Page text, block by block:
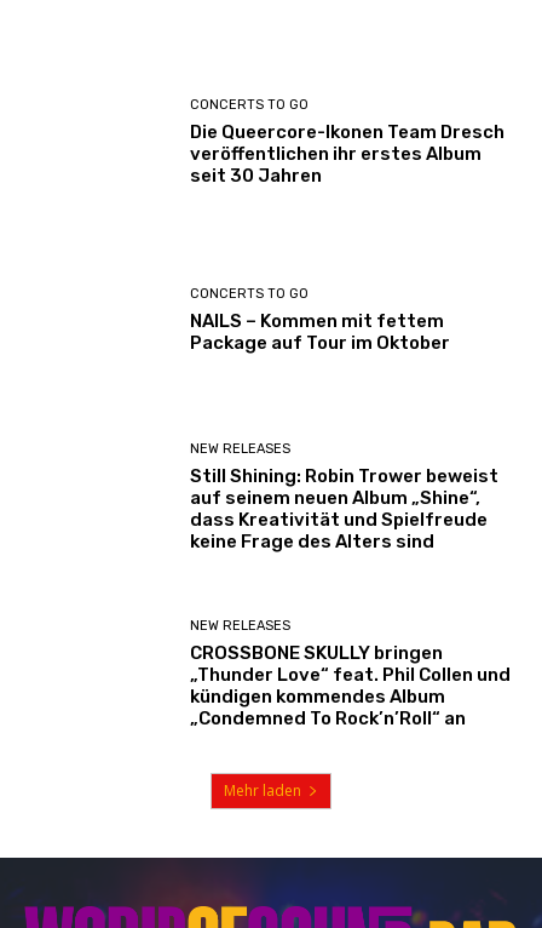
CONCERTS TO GO
Die Queercore-Ikonen Team Dresch
veröffentlichen ihr erstes Album
seit 30 Jahren
CONCERTS TO GO
NAILS – Kommen mit fettem
Package auf Tour im Oktober
NEW RELEASES
Still Shining: Robin Trower beweist
auf seinem neuen Album „Shine“,
dass Kreativität und Spielfreude
keine Frage des Alters sind
NEW RELEASES
CROSSBONE SKULLY bringen
„Thunder Love“ feat. Phil Collen und
kündigen kommendes Album
„Condemned To Rock’n’Roll“ an
Mehr laden